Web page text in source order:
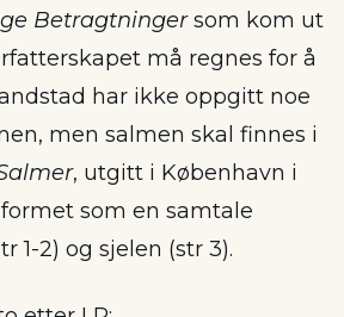
Betragtningersom kom ut
må regnes for å
har ikke oppgitt noe
men salmen skal finnes i
, utgitt i København i
formet som en samtale
1-2) og sjelen (str 3).